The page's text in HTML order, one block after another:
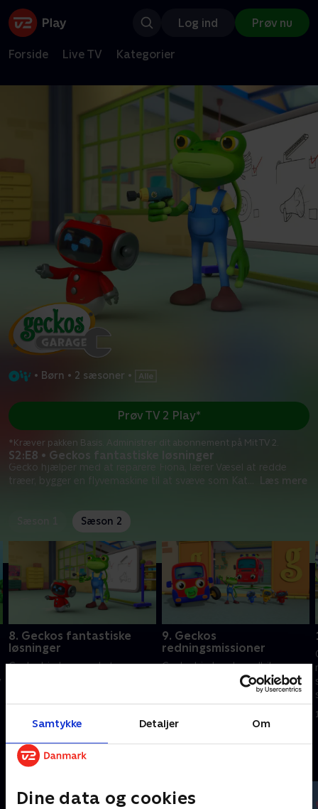
Samtykke Detaljer Om
Dine data og cookies
Log ind Prøv nu
Forside Live TV Kategorier
• Børn • 2 sæsoner •
S2:E8 • Geckos fantastiske løsninger
Gecko hjælper med at reparere Fiona, lærer Væsel at redde
træer, bygger en flyvemaskine til at svæve som Kat
Læs mere
Prøv TV 2 Play*
*Kræver pakken Basis. Administrer dit abonnement på Mit TV 2.
Sæson 2
8. Geckos fantastiske
løsninger
Gecko hjælper med at reparere
til at svæve som Kat og leger
en farverig gemmeleg med et
19. juli 2025 • 8 min
9. Geckos
redningsmissioner
Gecko hjælper brandbilen
Fiona med at slukke brande,
redder Væsel fra en katastrofe,
holder en fest for Kat og beder
bedstemor Gecko om hjælp.
19. juli 2025 • 8 min
Andre så også